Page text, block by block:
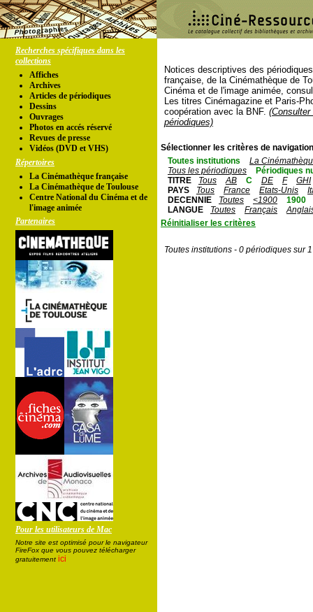
Recherches spécifiques dans les
collections
Affiches
Archives
Articles de périodiques
Dessins
Ouvrages
Photos en accés réservé
Revues de presse
Vidéos (DVD et VHS)
Répertoires
La Cinémathèque française
La Cinémathèque de Toulouse
Centre National du Cinéma et de
l'image animée
Partenaires
Pour les utilisateurs de Mac
Notre site est optimisé pour le navigateur
FireFox que vous pouvez télécharger
gratuitement ici
Notices descriptives des
française, de la Cinémathèque de
Cinéma et de l'image animée,
Les titres Cinémagazine et Paris-
coopération avec la BNF.
périodiques)
Sélectionner les critères de
Toutes institutions
La
Tous les périodiques
Périodiques
TITRE
Tous AB C DE F
GHI
PAYS
Tous France Etats-Unis
DECENNIE
Toutes <1900
1900
LANGUE
Toutes Français
Réinitialiser les critères
Toutes institutions - 0 périodiques sur